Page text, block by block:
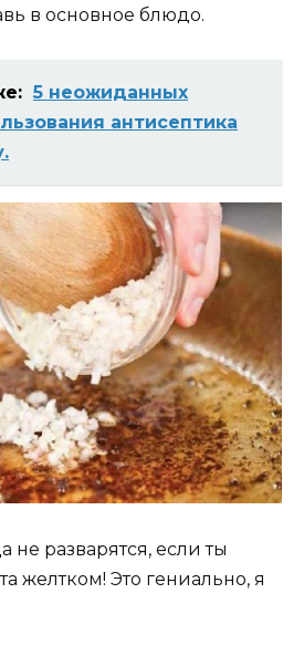
в основное блюдо.
5 неожиданных
антисептика
разварятся, если ты
желтком! Это гениально, я